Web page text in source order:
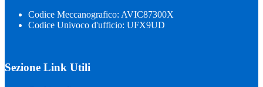
Codice Meccanografico: AVIC87300X
Codice Univoco d'ufficio: UFX9UD
Sezione Link Utili